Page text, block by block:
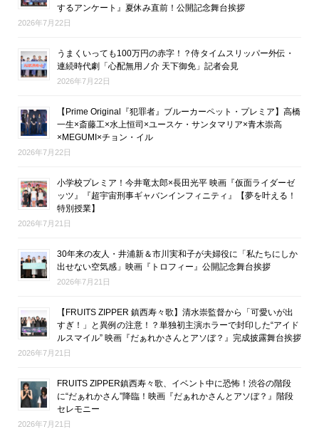
するアンケート』夏休み直前！公開記念舞台挨拶
2026年7月22日
うまくいっても100万円の赤字！？侍タイムスリッパー外伝・
連続時代劇「心配無用ノ介 天下御免」記者会見
2026年7月22日
【Prime Original『犯罪者』ブルーカーペット・プレミア】高橋
一生×斎藤工×水上恒司×ユースケ・サンタマリア×青木崇高
×MEGUMI×チョン・イル
2026年7月22日
小学校プレミア！今井竜太郎×長田光平 映画『仮面ライダーゼ
ッツ』『超宇宙刑事ギャバンインフィニティ』【夢を叶える！
特別授業】
2026年7月21日
30年来の友人・井浦新＆市川実和子が夫婦役に「私たちにしか
出せない空気感」映画『トロフィー』公開記念舞台挨拶
2026年7月21日
【FRUITS ZIPPER 鎮西寿々歌】清水崇監督から「可愛いが出
すぎ！」と異例の注意！？単独初主演ホラーで封印した“アイド
ルスマイル” 映画『だぁれかさんとアソぼ？』完成披露舞台挨拶
2026年7月21日
FRUITS ZIPPER鎮西寿々歌、イベント中に恐怖！渋谷の階段
に“だぁれかさん”降臨！映画『だぁれかさんとアソぼ？』階段
セレモニー
2026年7月21日